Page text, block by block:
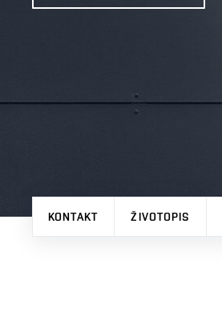
KONTAKT ŽIVOTOPIS